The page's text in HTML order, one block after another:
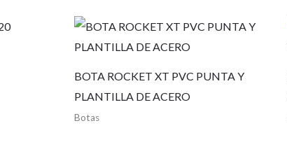
BOTA ROCKET XT PVC PUNTA Y
PLANTILLA DE ACERO
Botas